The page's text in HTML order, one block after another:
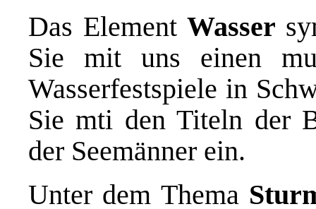
Das Element Wasser
Sie mit uns einen
Wasserfestspiele in
Sie mti den Titeln der
der Seemänner ein.
Unter dem Thema